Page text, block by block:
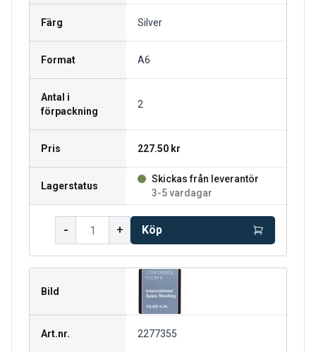
Färg Silver
Format A6
Antal i
förpackning
2
Pris 227.50 kr
Lagerstatus
Skickas från leverantör
3-5 vardagar
- + Köp
Bild
Art.nr. 2277355